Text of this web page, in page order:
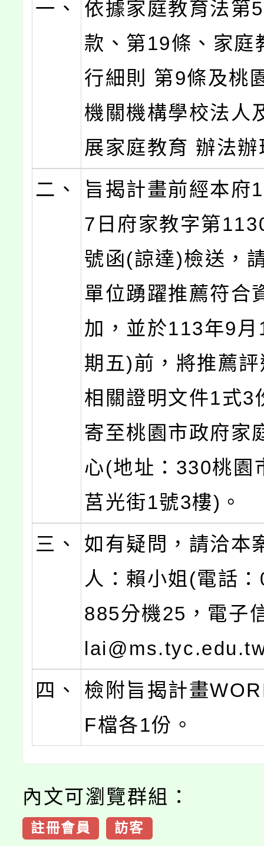
一、
依據家庭教育法第
款、第19條、家庭
行細則 第9條及桃
機關機構學校法人
展家庭教育 辦法辦
二、
旨揭計畫前經本府
7日府家教字第
號函(諒達)檢送，
單位踴躍推薦符合
加，並於113年9
期五)前，將推薦
相關證明文件1式3
寄至桃園市政府家
心(地址：330桃園
莒光街1號3樓)。
三、
如有疑問，請洽本
人：賴小姐(電話
885分機25，電子
四、
檢附旨揭計畫
F檔各1份。
內文可瀏覽群組：
註冊會員 訪客